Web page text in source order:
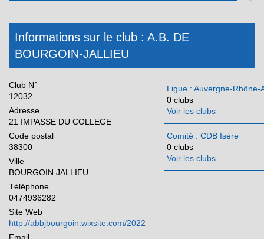
Martinique
Méditerranée
Normandie
Nouvelle Aquitaine
Pays de la Loire
Réunion
Informations sur le club : A.B. DE
BOURGOIN-JALLIEU
Club N°
12032
Adresse
21 IMPASSE DU COLLEGE
Code postal
38300
Ville
BOURGOIN JALLIEU
Téléphone
0474936282
Site Web
http://abbjbourgoin.wixsite.com/2022
Ligue : Auvergne-Rhône-
0 clubs
Voir les clubs
Comité : CDB Isère
0 clubs
Voir les clubs